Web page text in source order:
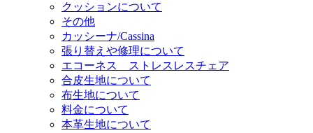
クッションについて
その他
カッシーナ/Cassina
張り替えや修理について
エコーネス ストレスレスチェア
合皮生地について
布生地について
料金について
本革生地について